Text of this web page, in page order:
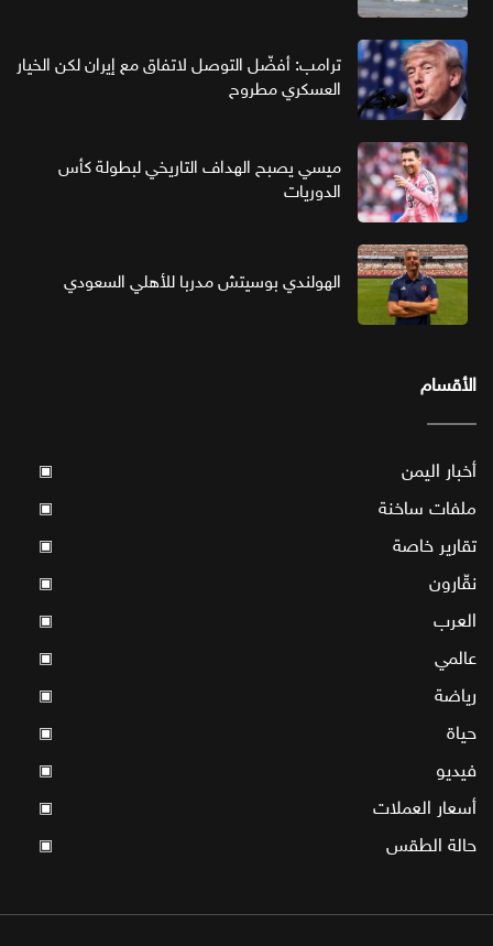
ترامب: أفضّل التوصل لاتفاق مع إيران لكن الخيار
العسكري مطروح
ميسي يصبح الهداف التاريخي لبطولة كأس
الدوريات
الهولندي بوسيتش مدربا للأهلي السعودي
الأقسام
أخبار اليمن ▣
ملفات ساخنة ▣
تقارير خاصة ▣
نقّارون ▣
العرب ▣
عالمي ▣
رياضة ▣
حياة ▣
فيديو ▣
أسعار العملات ▣
حالة الطقس ▣